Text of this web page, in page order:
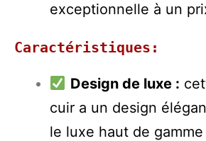
exceptionnelle à un
Caractéristiques:
Design de luxe :
cuir a un design
le luxe haut de gamme